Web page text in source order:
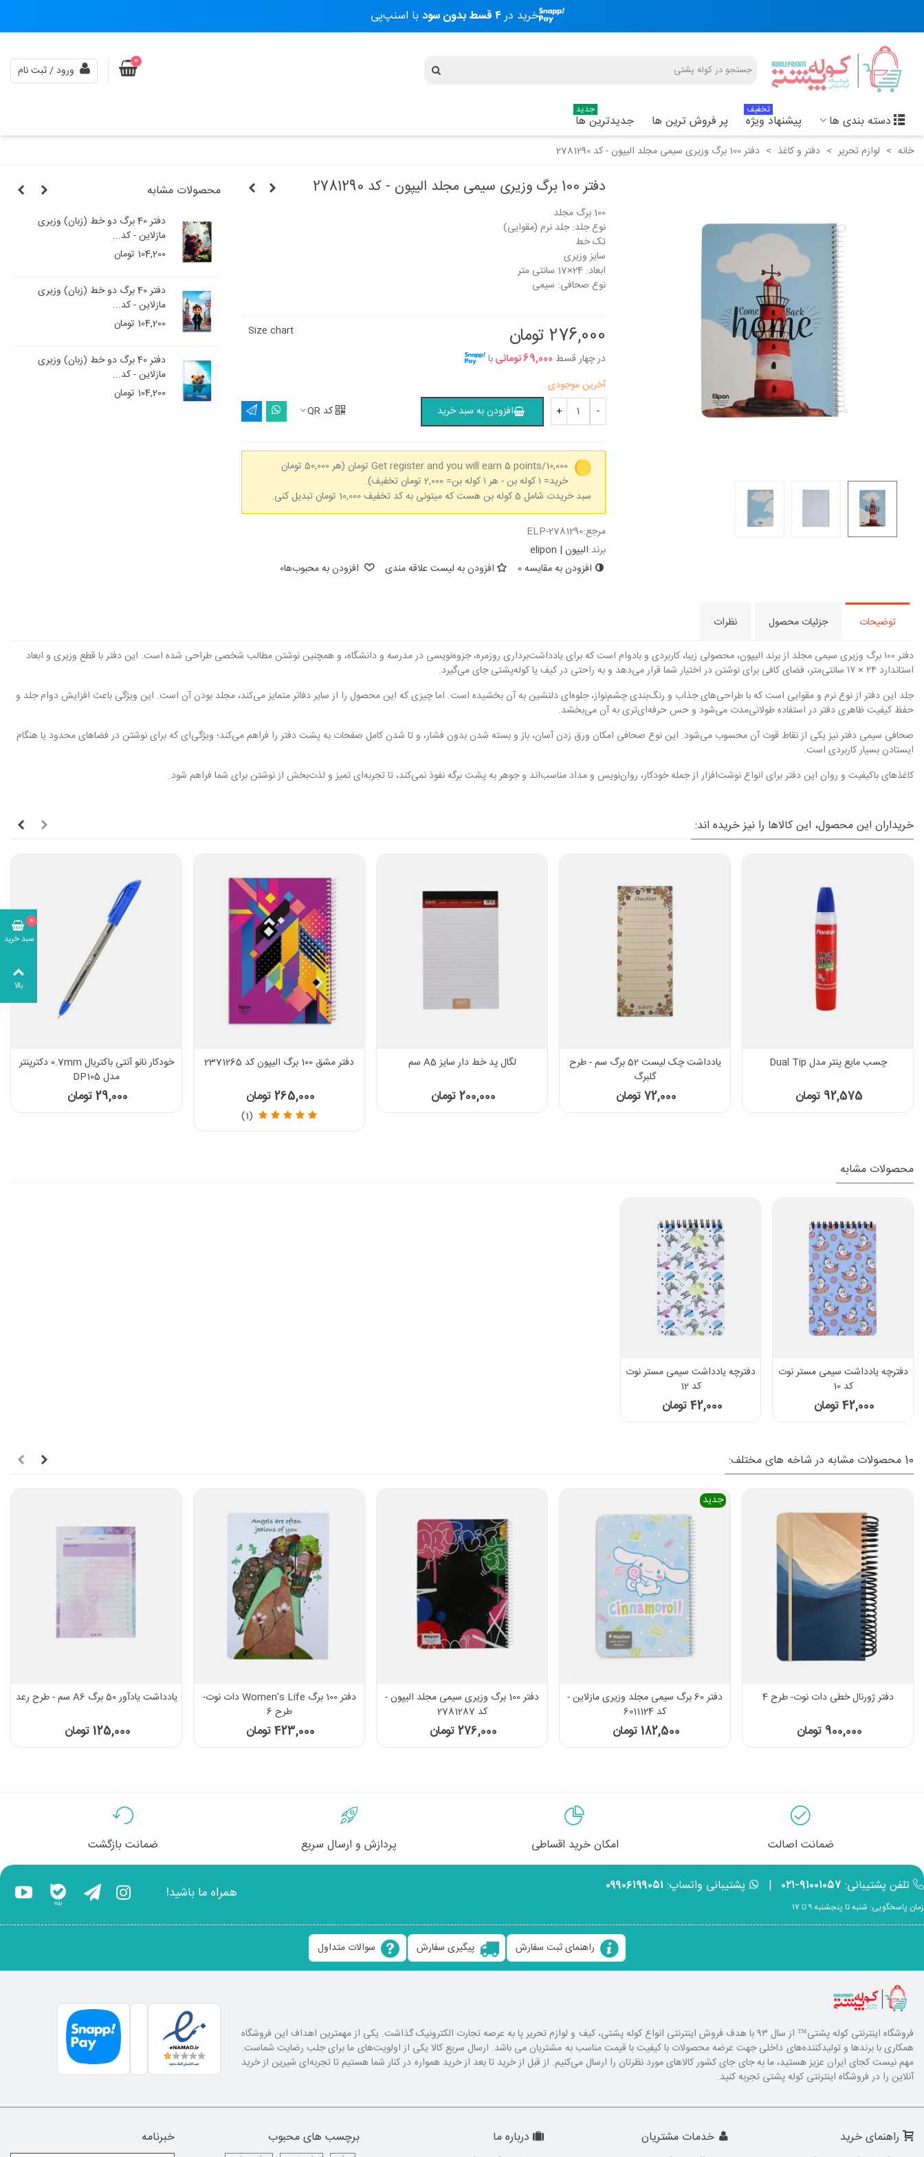
خرید در۴ قسط بدون سود با اسنپ‌پی
0
ورود / ثبت نام
دسته بندی ها پیشنهاد ویژه
تخفیف
پر فروش ترین ها جدیدترین ها
جدید
خانه > لوازم تحریر > دفتر و کاغذ > دفتر 100 برگ وزیری سیمی مجلد الیپون - کد 2781290
دفتر 100 برگ وزیری سیمی مجلد الیپون - کد 2781290
100 برگ مجلد
نوع جلد: جلد نرم (مقوایی)
تک خط
سایز وزیری
ابعاد: 24×17 سانتی متر
نوع صحافی: سیمی
276,000 تومان
در چهار قسط 69,000 تومانی با
Size chart
آخرین موجودی
-
+ افزودن به سبد خرید کد QR
Get register and you will earn 5 points/10,000 تومان
(هر 50,000 تومان
خرید= ۱ کوله بن - هر ۱ کوله بن= 2,000 تومان تخفیف).
سبد خریدت شامل 5 کوله بن هست که میتونی به کد تخفیف 10,000 تومان تبدیل کنی.
مرجع:ELP-2781290
برند:الیپون | elipon
افزودن به مقایسه0 افزودن به لیست علاقه مندی افزودن به محبوب‌ها0
محصولات مشابه
دفتر 40 برگ دو خط (زبان) وزیری
مازلاین - کد...
104,200 تومان
دفتر 40 برگ دو خط (زبان) وزیری
104,200 تومان
دفتر 40 برگ دو خط (زبان) وزیری
104,200 تومان
دفتر 40 برگ دو خط (زبان) وزیری
مازلاین - کد...
104,200 تومان
دفتر 40 برگ دو خط (زبان) وزیری
مازلاین - کد...
104,200 تومان
دفتر 40 برگ دو خط (زبان) وزیری
مازلاین - کد...
104,200 تومان
توضیحات جزئیات محصول نظرات
دفتر ۱۰۰ برگ وزیری سیمی مجلد از برند الیپون، محصولی زیبا، کاربردی و بادوام است که برای یادداشت‌برداری روزمره، جزوه‌نویسی در مدرسه و دانشگاه، و همچنین نوشتن مطالب شخصی طراحی شده است. این دفتر با قطع وزیری و ابعاد
استاندارد ۲۴ × ۱۷ سانتی‌متر، فضای کافی برای نوشتن در اختیار شما قرار می‌دهد و به راحتی در کیف یا کوله‌پشتی جای می‌گیرد.
جلد این دفتر از نوع نرم و مقوایی است که با طراحی‌های جذاب و رنگ‌بندی چشم‌نواز، جلوه‌ای دلنشین به آن بخشیده است. اما چیزی که این محصول را از سایر دفاتر متمایز می‌کند، مجلد بودن آن است. این ویژگی باعث افزایش دوام جلد و
حفظ کیفیت ظاهری دفتر در استفاده طولانی‌مدت می‌شود و حس حرفه‌ای‌تری به آن می‌بخشد.
صحافی سیمی دفتر نیز یکی از نقاط قوت آن محسوب می‌شود. این نوع صحافی امکان ورق زدن آسان، باز و بسته شدن بدون فشار، و تا شدن کامل صفحات به پشت دفتر را فراهم می‌کند؛ ویژگی‌ای که برای نوشتن در فضاهای محدود یا هنگام
ایستادن بسیار کاربردی است.
کاغذهای باکیفیت و روان این دفتر برای انواع نوشت‌افزار از جمله خودکار، روان‌نویس و مداد مناسب‌اند و جوهر به پشت برگه نفوذ نمی‌کند، تا تجربه‌ای تمیز و لذت‌بخش از نوشتن برای شما فراهم شود.
خریداران این محصول، این کالاها را نیز خریده اند:
چسب مایع پنتر مدل Dual Tip
92,575 تومان
یادداشت چک لیست 52 برگ سم - طرح
گلبرگ
72,000 تومان
لگال پد خط دار سایز A5 سم
200,000 تومان
دفتر مشق 100 برگ الیپون کد 2371265
265,000 تومان
(1)
خودکار نانو آنتی باکتریال 0.7mm دکترپنتر
مدل DP105
29,000 تومان
محصولات مشابه
دفترچه یادداشت سیمی مستر نوت
کد 10
42,000 تومان
دفترچه یادداشت سیمی مستر نوت
کد 12
42,000 تومان
10 محصولات مشابه در شاخه های مختلف:
دفتر ژورنال خطی دات نوت- طرح 4
900,000 تومان
جدید
دفتر 60 برگ سیمی مجلد وزیری مازلاین -
کد 6011124
182,500 تومان
دفتر 100 برگ وزیری سیمی مجلد الیپون -
کد 2781287
276,000 تومان
دفتر 100 برگ Women’s Life دات نوت-
طرح 6
423,000 تومان
یادداشت یادآور 50 برگ A6 سم - طرح رعد
125,000 تومان
ضمانت اصالت امکان خرید اقساطی پردازش و ارسال سریع ضمانت بازگشت
تلفن پشتیبانی: ۹۱۰۰۱۰۵۷-۰۲۱ | پشتیبانی واتساپ: ۰۹۹۰۶۱۹۹۰۵۱
زمان پاسخگویی: شنبه تا پنجشنبه ۹ تا ۱۷
همراه ما باشید!
راهنمای ثبت سفارش پیگیری سفارش سوالات متداول
فروشگاه اینترنتی کوله پشتی
™ از سال ۹۳ با هدف فروش اینترنتی انواع کوله پشتی، کیف و لوازم تحریر پا به عرصه تجارت الکترونیک گذاشت. یکی از مهمترین اهداف این فروشگاه
همکاری با برند‌ها و تولیدکننده‌های داخلی جهت عرضه محصولات با کیفیت با قیمت مناسب به مشتریان می باشد. ارسال سریع کالا یکی از اولویت‌های ما برای جلب رضایت شماست.
مهم نیست کجای ایران عزیز هستید، ما به جای جای کشور کالا‌های مورد نظرتان را ارسال می‌کنیم. از قبل از خرید تا بعد از خرید همواره در کنار شما هستیم تا تجربه‌ای شیرین از خرید
آنلاین را در فروشگاه اینترنتی کوله پشتی تجربه کنید.
راهنمای خرید خدمات مشتریان درباره ما برچسب های محبوب خبرنامه
سبد خرید
0
بالا